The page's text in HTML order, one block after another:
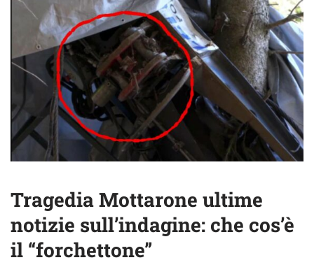
Tragedia Mottarone ultime
notizie sull’indagine: che cos’è
il “forchettone”